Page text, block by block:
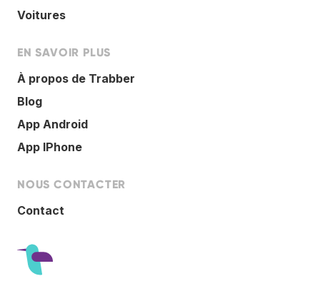
Voitures
EN SAVOIR PLUS
À propos de Trabber
Blog
App Android
App IPhone
NOUS CONTACTER
Contact